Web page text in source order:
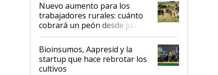
Nuevo aumento para los
trabajadores rurales: cuánto
cobrará un peón desde julio
Bioinsumos, Aapresid y la
startup que hace rebrotar los
cultivos